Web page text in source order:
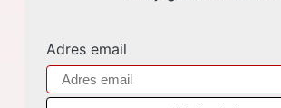
Adres email